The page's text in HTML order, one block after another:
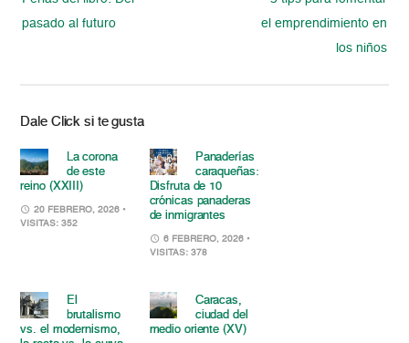
pasado al futuro
el emprendimiento en
los niños
Dale Click si te gusta
La corona
de este
reino (XXIII)
20 FEBRERO, 2026 •
VISITAS: 352
Panaderías
caraqueñas:
Disfruta de 10
crónicas panaderas
de inmigrantes
6 FEBRERO, 2026 •
VISITAS: 378
El
brutalismo
vs. el modernismo,
Caracas,
ciudad del
medio oriente (XV)